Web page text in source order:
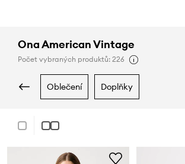
Ona American Vintage
Počet vybraných produktů: 226
oblečení doplňky